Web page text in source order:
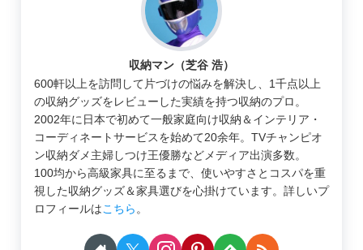
収納マン（芝谷 浩）
600軒以上を訪問して片づけの悩みを解決し、1千点以上
の収納グッズをレビューした実績を持つ収納のプロ。
2002年に日本で初めて一般家庭向け収納＆インテリア・
コーディネートサービスを始めて20余年。TVチャンピオ
ン収納ダメ主婦しつけ王優勝などメディア出演多数。
100均から高級家具に至るまで、使いやすさとコスパを重
視した収納グッズ＆家具選びを心掛けています。詳しいプ
ロフィールはこちら。